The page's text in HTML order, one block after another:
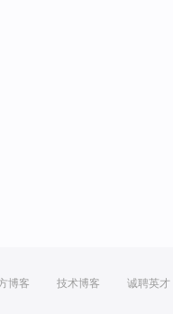
博客 技术博客 诚聘英才